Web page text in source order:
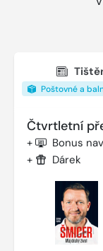
Poštovné a
Čtvrtletní
+ Bonus
+ Dárek